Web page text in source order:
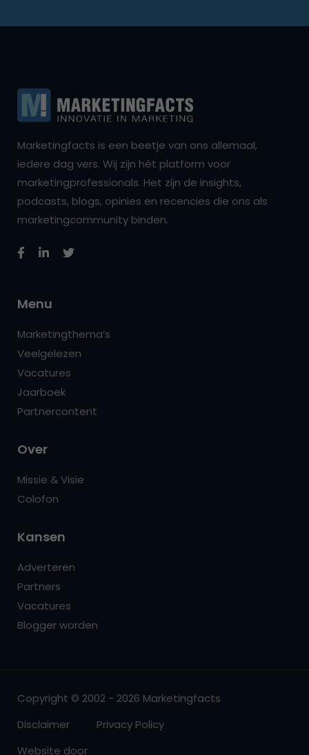
Marketingfacts is een beetje van ons allemaal,
iedere dag vers. Wij zijn hét platform voor
marketingprofessionals. Het zijn de insights,
podcasts, blogs, opinies en recencies die ons als
marketingcommunity binden.
Menu
Marketingthema’s
Veelgelezen
Vacatures
Jaarboek
Partnercontent
Over
Missie & Visie
Colofon
Kansen
Adverteren
Partners
Vacatures
Blogger worden
Copyright © 2002 - 2026 Marketingfacts
Disclaimer
Privacy Policy
Website door